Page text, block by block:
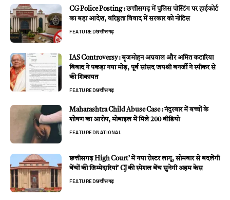
CG Police Posting : छत्तीसगढ़ में पुलिस पोस्टिंग पर हाईकोर्ट
का बड़ा आदेश, वरिष्ठता विवाद में सरकार को नोटिस
FEATUREDछत्तीसगढ़
IAS Controversy : बृजमोहन अग्रवाल और अमित कटारिया
विवाद ने पकड़ा नया मोड़, पूर्व सांसद जयश्री बनर्जी ने स्पीकर से
की शिकायत
FEATUREDछत्तीसगढ़
Maharashtra Child Abuse Case : नंदुरबार में बच्चों के
शोषण का आरोप, मोबाइल में मिले 200 वीडियो
FEATUREDNATIONAL
छत्तीसगढ़ High Court’ में नया रोस्टर लागू, सोमवार से बदलेंगी
बेंचों की जिम्मेदारियां’ CJ की स्पेशल बेंच सुनेगी अहम केस
FEATUREDछत्तीसगढ़